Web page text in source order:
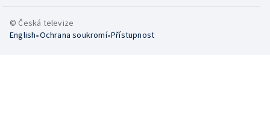
© Česká televize
English•Ochrana soukromí•Přístupnost